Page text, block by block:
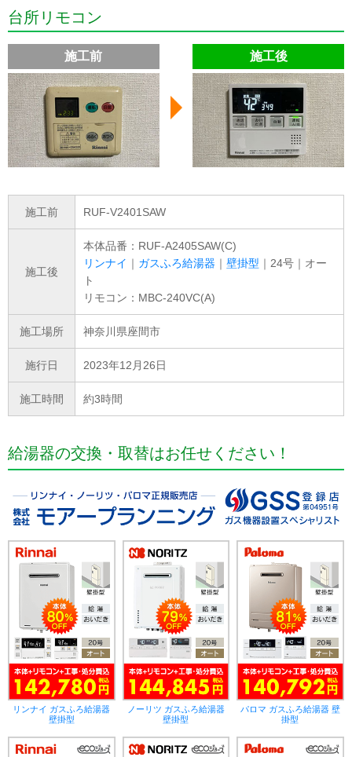
台所リモコン
施工前 施工後
施工前 RUF-V2401SAW
施工後
本体品番：RUF-A2405SAW(C)
リンナイ ｜ ガスふろ給湯器 ｜ 壁掛型 ｜24号｜オー
ト
リモコン：MBC-240VC(A)
施工場所 神奈川県座間市
施行日 2023年12月26日
施工時間 約3時間
給湯器の交換・取替はお任せください！
リンナイ ガスふろ給湯器
壁掛型
ノーリツ ガスふろ給湯器
壁掛型
パロマ ガスふろ給湯器 壁
掛型